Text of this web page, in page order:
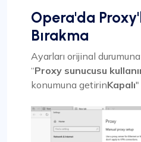
Opera'da
Bırakma
Ayarları orijinal
“Proxy sunucusu
konumuna getirinKapalı"